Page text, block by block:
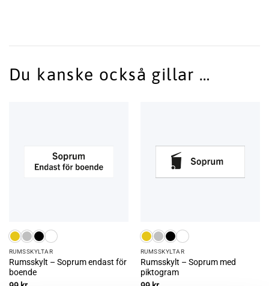
Du kanske också gillar …
RUMS­SKYLTAR
Rumsskylt – Soprum endast för
boende
RUMS­SKYLTAR
Rumsskylt – Soprum med
piktogram